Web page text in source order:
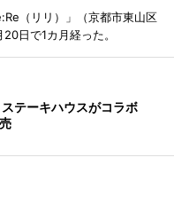
（リリ）」（京都市東山区
日で1カ月経った。
テーキハウスがコラボ